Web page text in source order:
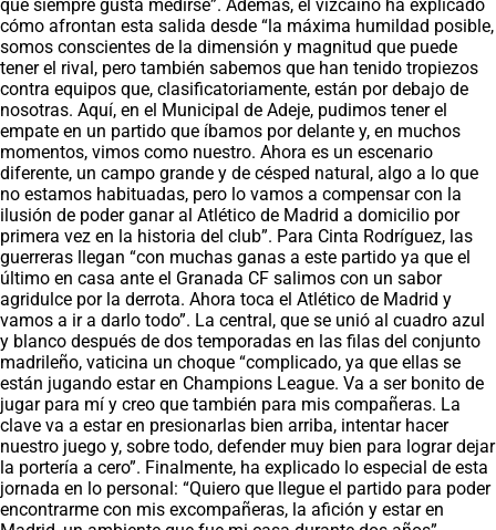
que siempre gusta medirse”. Además, el vizcaíno ha explicado
cómo afrontan esta salida desde “la máxima humildad posible,
somos conscientes de la dimensión y magnitud que puede
tener el rival, pero también sabemos que han tenido tropiezos
contra equipos que, clasificatoriamente, están por debajo de
nosotras. Aquí, en el Municipal de Adeje, pudimos tener el
empate en un partido que íbamos por delante y, en muchos
momentos, vimos como nuestro. Ahora es un escenario
diferente, un campo grande y de césped natural, algo a lo que
no estamos habituadas, pero lo vamos a compensar con la
ilusión de poder ganar al Atlético de Madrid a domicilio por
primera vez en la historia del club”. Para Cinta Rodríguez, las
guerreras llegan “con muchas ganas a este partido ya que el
último en casa ante el Granada CF salimos con un sabor
agridulce por la derrota. Ahora toca el Atlético de Madrid y
vamos a ir a darlo todo”. La central, que se unió al cuadro azul
y blanco después de dos temporadas en las filas del conjunto
madrileño, vaticina un choque “complicado, ya que ellas se
están jugando estar en Champions League. Va a ser bonito de
jugar para mí y creo que también para mis compañeras. La
clave va a estar en presionarlas bien arriba, intentar hacer
nuestro juego y, sobre todo, defender muy bien para lograr dejar
la portería a cero”. Finalmente, ha explicado lo especial de esta
jornada en lo personal: “Quiero que llegue el partido para poder
encontrarme con mis excompañeras, la afición y estar en